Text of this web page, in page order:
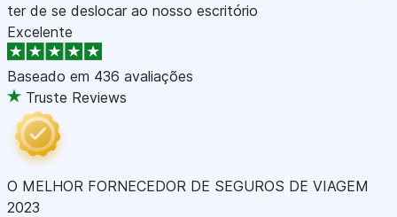
ter de se deslocar ao nosso escritório
Excelente
Baseado em 436 avaliações
Truste Reviews
O MELHOR FORNECEDOR DE SEGUROS DE VIAGEM
2023